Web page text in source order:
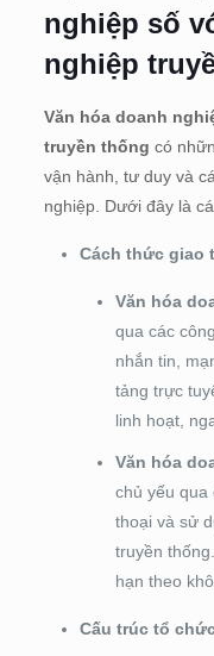
nghiệp số
nghiệp
Văn hóa doanh
truyền thống có
vận hành, tư duy và
nghiệp. Dưới đây là
Cách thức giao
Văn hóa
qua các
nhắn tin,
tảng trực
linh hoạt,
Văn hóa
chủ yếu qua
thoại và sử
truyền
hạn theo
Cấu trúc tổ